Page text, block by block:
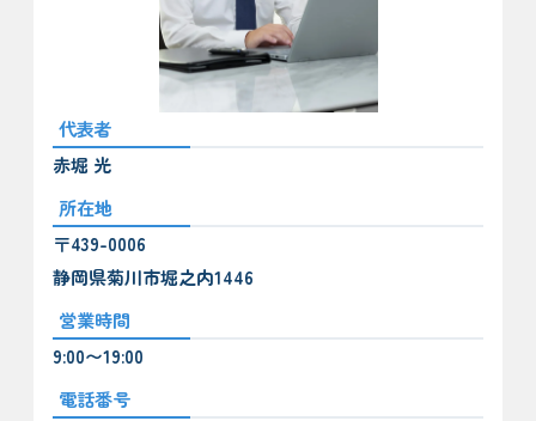
代表者
赤堀 光
所在地
〒439-0006
静岡県菊川市堀之内1446
営業時間
9:00〜19:00
電話番号